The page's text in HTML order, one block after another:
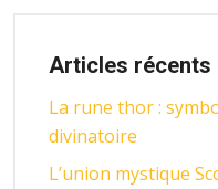
Articles récents
La rune thor :
divinatoire
L’union mystique